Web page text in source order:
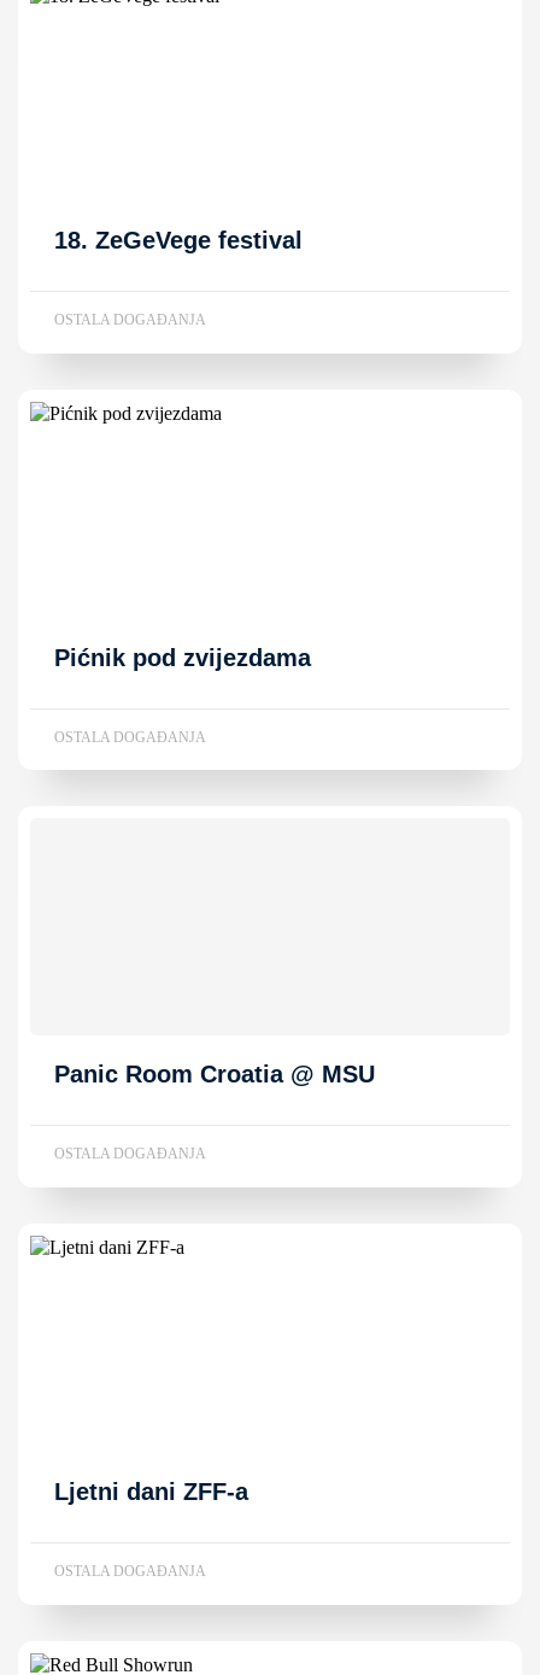
18. ZeGeVege festival
OSTALA DOGAĐANJA
Pićnik pod zvijezdama
OSTALA DOGAĐANJA
Panic Room Croatia @ MSU
OSTALA DOGAĐANJA
Ljetni dani ZFF-a
OSTALA DOGAĐANJA